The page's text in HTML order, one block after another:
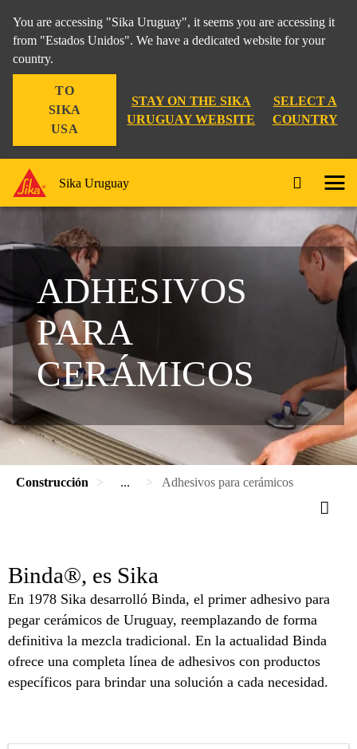
You are accessing "Sika Uruguay", it seems you are accessing it
from "Estados Unidos". We have a dedicated website for your
country.
TO
SIKA
USA
STAY ON THE SIKA
URUGUAY WEBSITE
SELECT A
COUNTRY
Sika Uruguay
ADHESIVOS
PARA
CERÁMICOS
Construcción ... Adhesivos para cerámicos
Binda®, es Sika
En 1978 Sika desarrolló Binda, el primer adhesivo para
pegar cerámicos de Uruguay, reemplazando de forma
definitiva la mezcla tradicional. En la actualidad Binda
ofrece una completa línea de adhesivos con productos
específicos para brindar una solución a cada necesidad.